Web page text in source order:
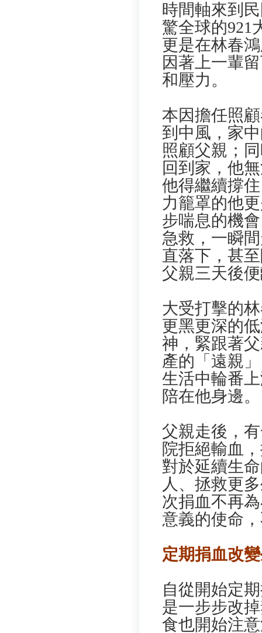
時間軸來到
驚全球的921
更是在林春
因著上一輩
和壓力。
本因擔任照
到中風，家
照顧父親；
回到家，他
他得繼續撐
力籠罩的他
步喘息的機
急救，一瞬
直落下，甚
父親三天後
大受打擊的
更黑更深的
神，緊跟著
產的「遠親
生活中輪番
陪在他身邊。
父親走後，
院拒絕輸血
對於延續生
人、拯救更
次捐血不再
意義的使命
定期捐血改
自從開始定
是一步步改
食也開始注